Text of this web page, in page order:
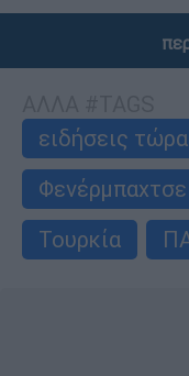
ειδήσεις τώρα
Φενέρμπαχτσε
Τουρκία